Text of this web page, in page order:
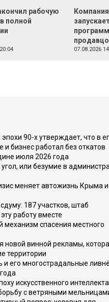
рабочую
полной
07.08.2026
90-х утверждает, что в
бизнес работал без откатов
июля 2026 года
или безумие в
меняет автожизнь Крыма и
187 участков, штаб
работу вместе
механизм спасения местного
новой винной рекламы,
территории
и его многострадальные
искусственного
с ветряными